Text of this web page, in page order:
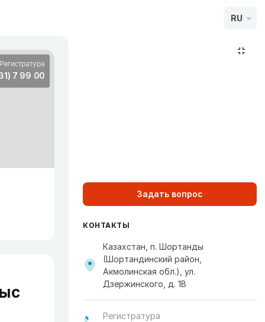
RU
Регистратура
7 99 00
Задать вопрос
КОНТАКТЫ
Казахстан, п. Шортанды
(Шортандинский район,
Акмолинская обл.), ул.
Дзержинского, д. 1В
Регистратура